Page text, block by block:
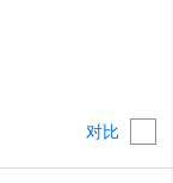
对比